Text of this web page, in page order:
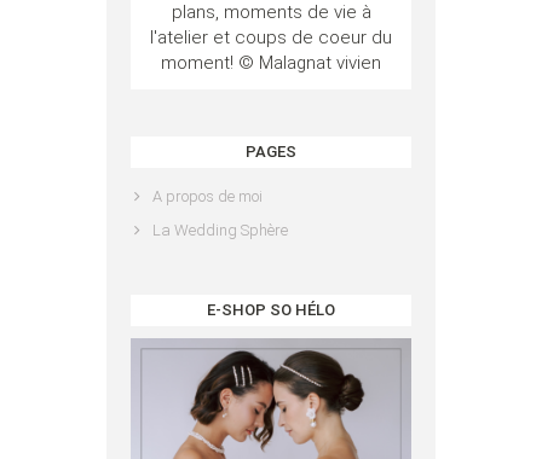
plans, moments de vie à
l'atelier et coups de coeur du
moment! © Malagnat vivien
PAGES
A propos de moi
La Wedding Sphère
E-SHOP SO HÉLO